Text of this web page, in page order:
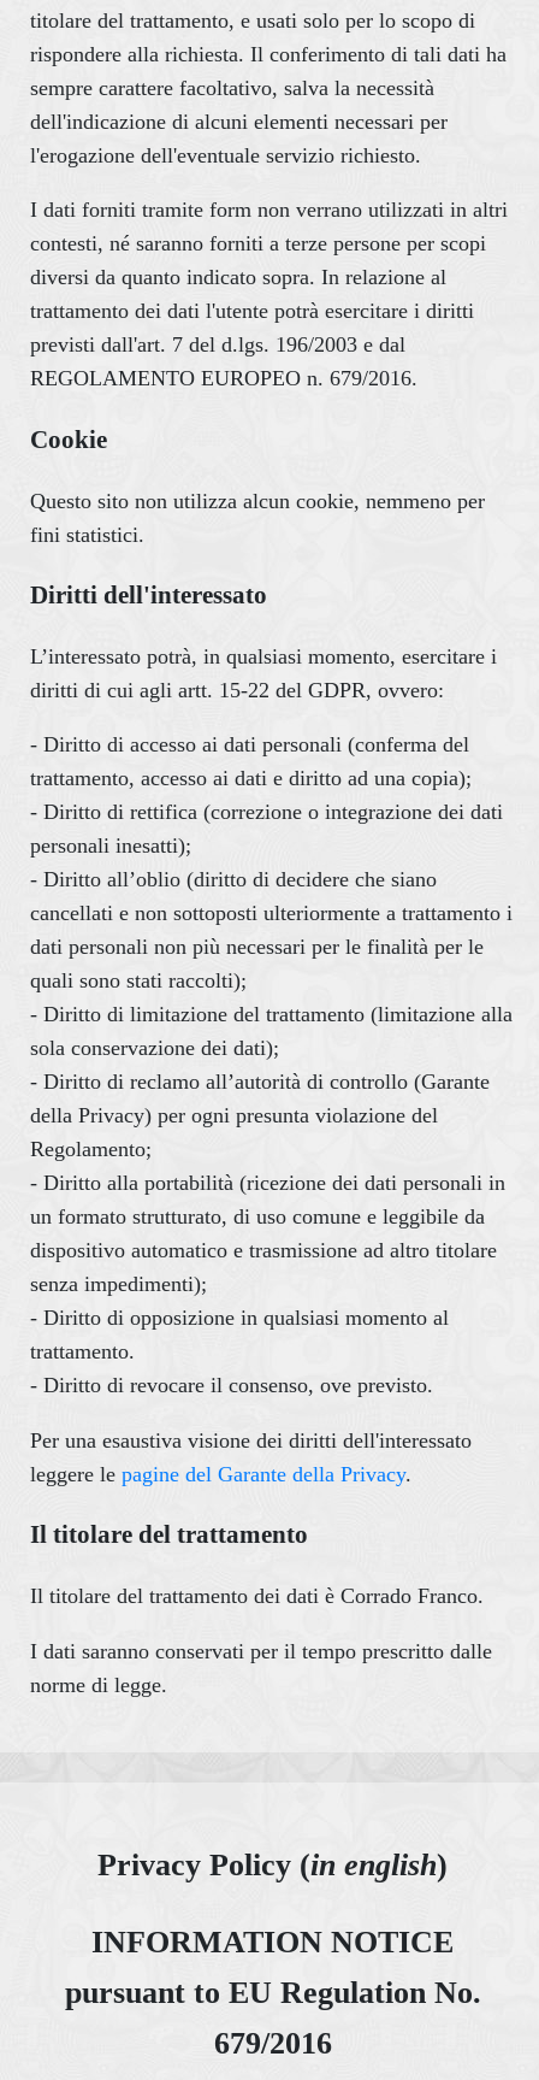
titolare del trattamento, e usati solo per lo scopo di
rispondere alla richiesta. Il conferimento di tali dati ha
sempre carattere facoltativo, salva la necessità
dell'indicazione di alcuni elementi necessari per
l'erogazione dell'eventuale servizio richiesto.
I dati forniti tramite form non verrano utilizzati in altri
contesti, né saranno forniti a terze persone per scopi
diversi da quanto indicato sopra. In relazione al
trattamento dei dati l'utente potrà esercitare i diritti
previsti dall'art. 7 del d.lgs. 196/2003 e dal
REGOLAMENTO EUROPEO n. 679/2016.
Cookie
Questo sito non utilizza alcun cookie, nemmeno per
fini statistici.
Diritti dell'interessato
L’interessato potrà, in qualsiasi momento, esercitare i
diritti di cui agli artt. 15-22 del GDPR, ovvero:
- Diritto di accesso ai dati personali (conferma del
trattamento, accesso ai dati e diritto ad una copia);
- Diritto di rettifica (correzione o integrazione dei dati
personali inesatti);
- Diritto all’oblio (diritto di decidere che siano
cancellati e non sottoposti ulteriormente a trattamento i
dati personali non più necessari per le finalità per le
quali sono stati raccolti);
- Diritto di limitazione del trattamento (limitazione alla
sola conservazione dei dati);
- Diritto di reclamo all’autorità di controllo (Garante
della Privacy) per ogni presunta violazione del
Regolamento;
- Diritto alla portabilità (ricezione dei dati personali in
un formato strutturato, di uso comune e leggibile da
dispositivo automatico e trasmissione ad altro titolare
senza impedimenti);
- Diritto di opposizione in qualsiasi momento al
trattamento.
- Diritto di revocare il consenso, ove previsto.
Per una esaustiva visione dei diritti dell'interessato
leggere le pagine del Garante della Privacy.
Il titolare del trattamento
Il titolare del trattamento dei dati è Corrado Franco.
I dati saranno conservati per il tempo prescritto dalle
norme di legge.
Privacy Policy (in english)
INFORMATION NOTICE
pursuant to EU Regulation No.
679/2016